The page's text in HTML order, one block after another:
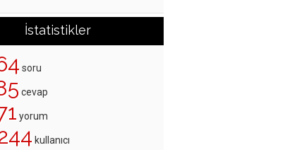
İstatistikler
soru
cevap
yorum
kullanıcı